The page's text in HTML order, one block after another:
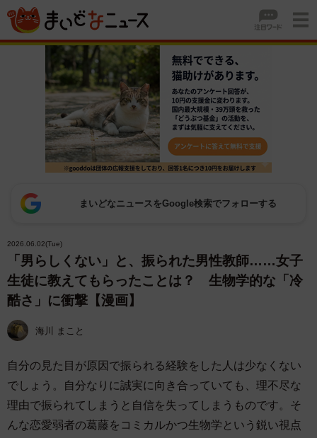
まいどなニュースをGoogle検索でフォローする
2026.06.02(Tue)
「男らしくない」と、振られた男性教師……女子
生徒に教えてもらったことは？ 生物学的な「冷
酷さ」に衝撃【漫画】
海川 まこと
自分の見た目が原因で振られる経験をした人は少なくない
でしょう。自分なりに誠実に向き合っていても、理不尽な
理由で振られてしまうと自信を失ってしまうものです。そ
んな恋愛弱者の葛藤をコミカルかつ生物学という鋭い視点